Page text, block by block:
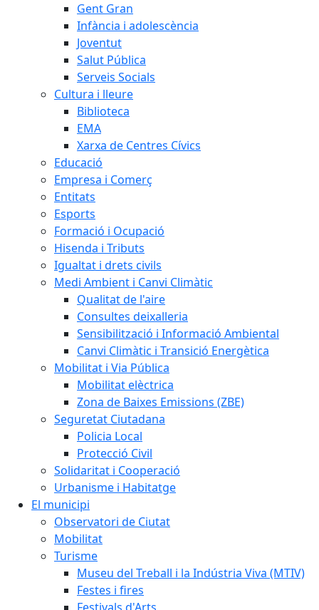
Gent Gran
Infància i adolescència
Joventut
Salut Pública
Serveis Socials
Cultura i lleure
Biblioteca
EMA
Xarxa de Centres Cívics
Educació
Empresa i Comerç
Entitats
Esports
Formació i Ocupació
Hisenda i Tributs
Igualtat i drets civils
Medi Ambient i Canvi Climàtic
Qualitat de l'aire
Consultes deixalleria
Sensibilització i Informació Ambiental
Canvi Climàtic i Transició Energètica
Mobilitat i Via Pública
Mobilitat elèctrica
Zona de Baixes Emissions (ZBE)
Seguretat Ciutadana
Policia Local
Protecció Civil
Solidaritat i Cooperació
Urbanisme i Habitatge
El municipi
Observatori de Ciutat
Mobilitat
Turisme
Museu del Treball i la Indústria Viva (MTIV)
Festes i fires